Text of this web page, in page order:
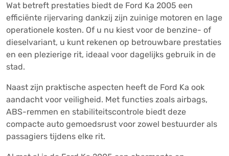
Wat betreft prestaties biedt de Ford Ka 2005 een
efficiënte rijervaring dankzij zijn zuinige motoren en lage
operationele kosten. Of u nu kiest voor de benzine- of
dieselvariant, u kunt rekenen op betrouwbare prestaties
en een plezierige rit, ideaal voor dagelijks gebruik in de
stad.
Naast zijn praktische aspecten heeft de Ford Ka ook
aandacht voor veiligheid. Met functies zoals airbags,
ABS-remmen en stabiliteitscontrole biedt deze
compacte auto gemoedsrust voor zowel bestuurder als
passagiers tijdens elke rit.